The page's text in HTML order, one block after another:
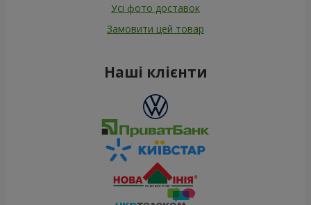
Усі фото доставок
Замовити цей товар
Наші клієнти